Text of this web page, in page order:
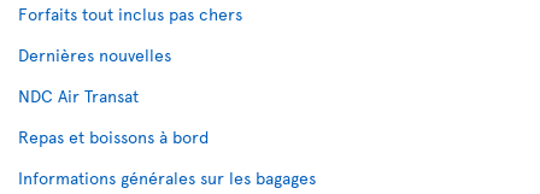
Forfaits tout inclus pas chers
Dernières nouvelles
NDC Air Transat
Repas et boissons à bord
Informations générales sur les bagages